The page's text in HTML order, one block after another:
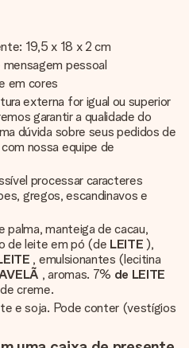
19,5 x 18 x 2 cm
pessoal
em cores
externa for igual ou superior
garantir a qualidade do
dúvida sobre seus pedidos de
nossa equipe de
processar caracteres
gregos, escandinavos e
palma, manteiga de cacau,
de leite em pó (de LEITE ),
, emulsionantes (lecitina
, aromas. 7% de LEITE
creme.
e soja. Pode conter (vestígios